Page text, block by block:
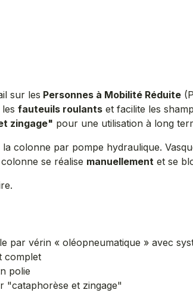
sur les Personnes à Mobilité Réduite
fauteuils roulants et facilite les
zingage" pour une utilisation à long
la colonne par pompe hydraulique.
se réalise manuellement et se
par vérin « oléopneumatique » avec
complet
polie
"cataphorèse et zingage"